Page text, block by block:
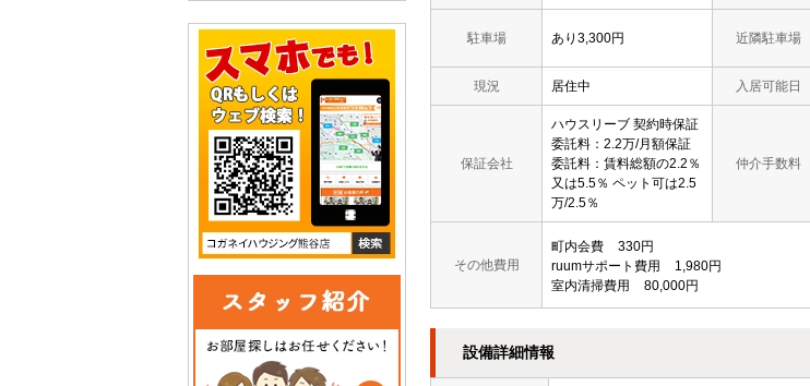
駐車場 あり3,300円 近隣駐車場
現況 居住中 入居可能日
保証会社
ハウスリーブ 契約時保証
委託料：2.2万/月額保証
委託料：賃料総額の2.2％
又は5.5％ ペット可は2.5
万/2.5％
仲介手数料
その他費用
町内会費
330円
ruumサポート費用
1,980円
室内清掃費用
80,000円
設備詳細情報